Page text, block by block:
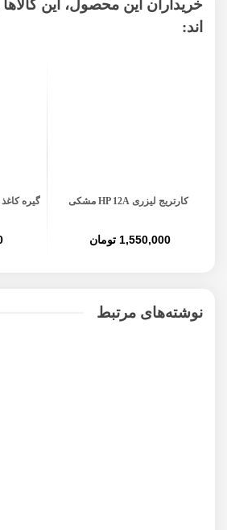
خریداران این محصول، این کالاها
اند:
کارتریج لیزری HP 12A مشکی
1,550,000 تومان
نوشته‌های مرتبط